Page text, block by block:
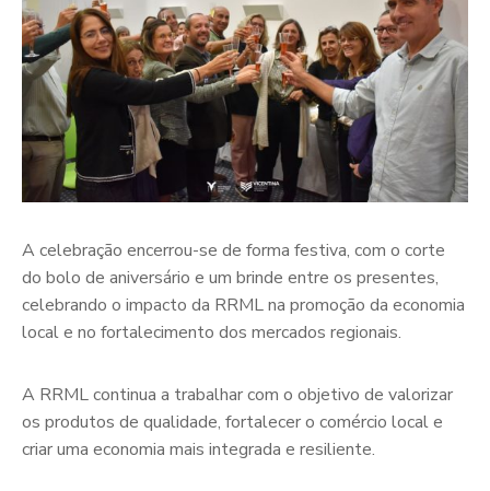
A celebração encerrou-se de forma festiva, com o corte
do bolo de aniversário e um brinde entre os presentes,
celebrando o impacto da RRML na promoção da economia
local e no fortalecimento dos mercados regionais.
A RRML continua a trabalhar com o objetivo de valorizar
os produtos de qualidade, fortalecer o comércio local e
criar uma economia mais integrada e resiliente.